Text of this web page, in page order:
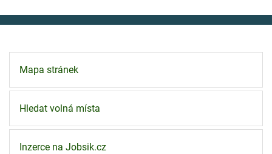
Mapa stránek
Hledat volná místa
Inzerce na Jobsik.cz